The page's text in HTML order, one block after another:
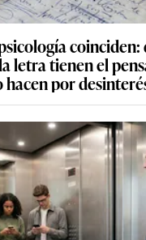
coinciden:
letra tienen el
hacen por